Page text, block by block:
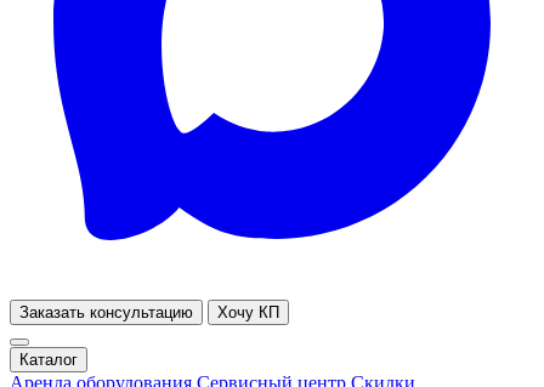
Заказать консультацию Хочу КП
Каталог
Аренда оборудования Сервисный центр Скидки